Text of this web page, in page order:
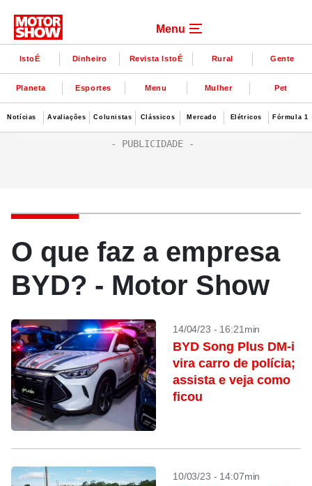
Menu
IstoÉ Dinheiro Revista IstoÉ Rural Gente
Planeta Esportes Menu Mulher Pet
Notícias Avaliações Colunistas Clássicos Mercado Elétricos Fórmula 1
O que faz a empresa
BYD? - Motor Show
14/04/23 - 16:21min
BYD Song Plus DM-i
vira carro de polícia;
assista e veja como
ficou
10/03/23 - 14:07min